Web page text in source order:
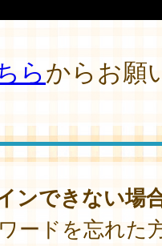
らからお願
ンできない場
ードを忘れた